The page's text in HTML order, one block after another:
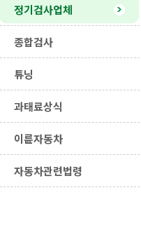
정기검사업체
종합검사
튜닝
과태료상식
이륜자동차
자동차관련법령